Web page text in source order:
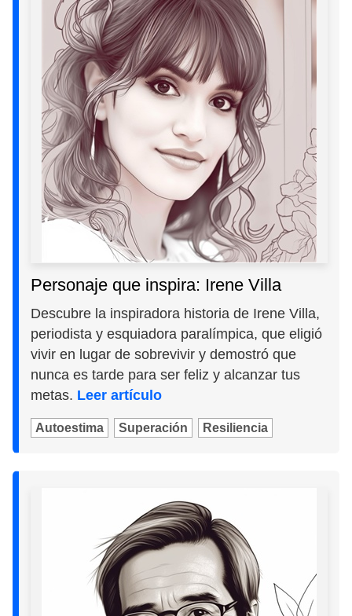
Personaje que inspira: Irene Villa
Descubre la inspiradora historia de Irene Villa,
periodista y esquiadora paralímpica, que eligió
vivir en lugar de sobrevivir y demostró que
nunca es tarde para ser feliz y alcanzar tus
metas. Leer artículo
Autoestima Superación Resiliencia